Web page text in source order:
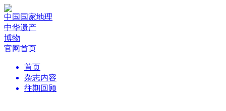
中国国家地理
中华遗产
博物
官网首页
首页
杂志内容
往期回顾